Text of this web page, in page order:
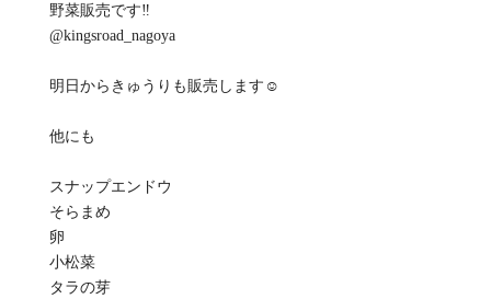
野菜販売です‼️
@kingsroad_nagoya
明日からきゅうりも販売します☺️
他にも
スナップエンドウ
そらまめ
卵
小松菜
タラの芽